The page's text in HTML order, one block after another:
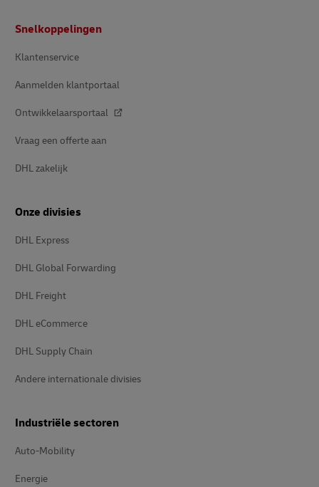
Snelkoppelingen
Klantenservice
Aanmelden klantportaal
Ontwikkelaarsportaal
Vraag een offerte aan
DHL zakelijk
Onze divisies
DHL Express
DHL Global Forwarding
DHL Freight
DHL eCommerce
DHL Supply Chain
Andere internationale divisies
Industriële sectoren
Auto-Mobility
Energie